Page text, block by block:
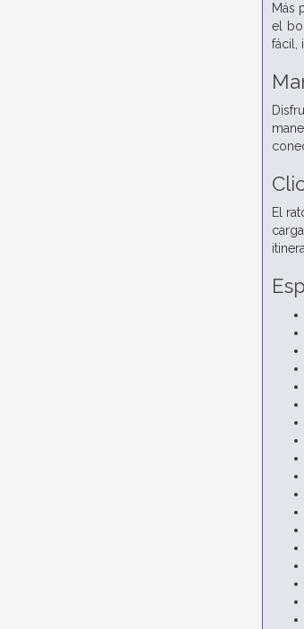
Más
el
fácil,
El